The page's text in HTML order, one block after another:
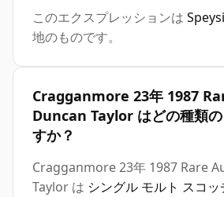
このエクスプレッションは
地のものです。
Cragganmore 23年 1987
Duncan Taylor はどの種類
すか？
Cragganmore 23年 1987 Rare
Taylor は シングル モルト スコ